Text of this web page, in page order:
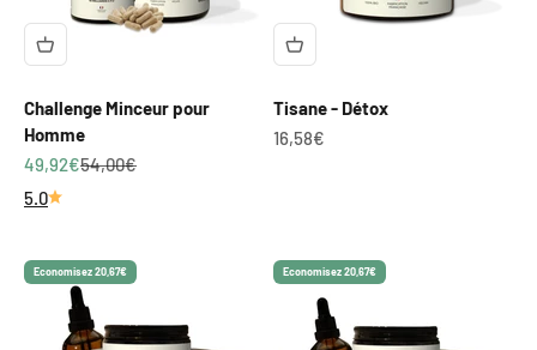
Challenge Minceur pour
Homme
Prix de vente
49,92€Prix normal
54,00€
5.0
Tisane - Détox
Prix de vente
16,58€
Economisez 20,67€ Economisez 20,67€